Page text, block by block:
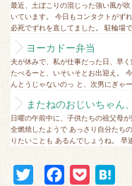
最近、土ぼこりの混じった強い風が
いています。 今日もコンタクトがず
必死でずれを直してました。 駐輪場で
ヨーカドー弁当
夫が休みで、私が仕事だった日、早
たべるーと、いそいそとお出迎え。
んとうじゃないのっ と、次男にぎゃー
またねのおじいちゃん
日曜の午前中に、子供たちの祖父母
全燃焼したようで あっさり自分たち
りたいことも あるんでしょうね。 早